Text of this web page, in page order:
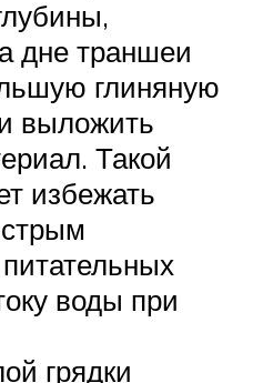
дне траншеи
глиняную
выложить
Такой
избежать
воды при
грядки